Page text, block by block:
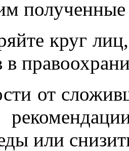
круг
в
от
или